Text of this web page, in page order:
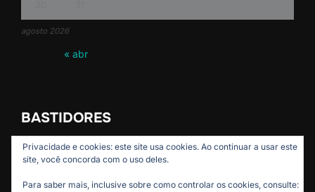
agosto 2026
« abr
BASTIDORES
Privacidade e cookies: este site usa cookies. Ao continuar a usar este
site, você concorda com o uso deles.
Para saber mais, inclusive sobre como controlar os cookies, consulte: